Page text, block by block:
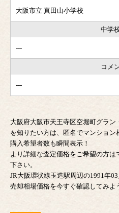
大阪市立 真田山小学校
中学
---
コメ
---
大阪府大阪市天王寺区空堀町グラ
を知りたい方は、匿名でマンション
購入希望者数も瞬間表示！
より詳細な査定価格をご希望の方
下さい。
JR大阪環状線玉造駅周辺の1991年
売却相場価格を今すぐ確認してみよ